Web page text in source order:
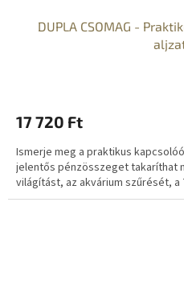
DUPLA CSOMAG -
17 720 Ft
Ismerje meg a praktikus
jelentős pénzösszeget takaríthat
világítást, az akvárium szűrését, a